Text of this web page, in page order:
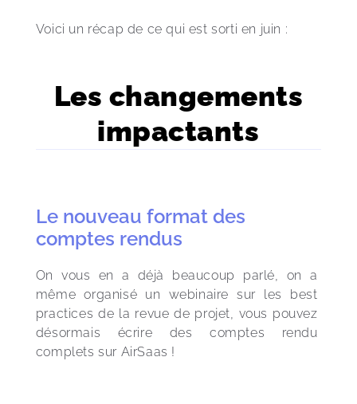
Voici un récap de ce qui est sorti en juin :
Les changements
impactants
Le nouveau format des
comptes rendus
On vous en a déjà beaucoup parlé, on a
même organisé un webinaire sur les best
practices de la revue de projet, vous pouvez
désormais écrire des comptes rendu
complets sur AirSaas !